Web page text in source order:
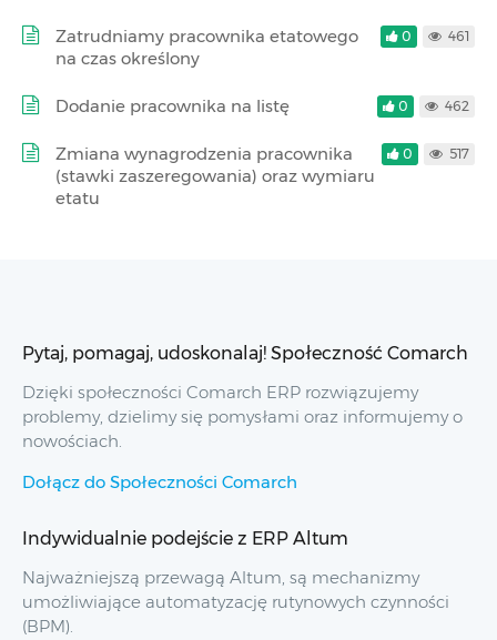
Zatrudniamy pracownika etatowego
na czas określony
0 461
Dodanie pracownika na listę 0 462
Zmiana wynagrodzenia pracownika
(stawki zaszeregowania) oraz wymiaru
etatu
0 517
Pytaj, pomagaj, udoskonalaj! Społeczność Comarch
Dzięki społeczności Comarch ERP rozwiązujemy
problemy, dzielimy się pomysłami oraz informujemy o
nowościach.
Dołącz do Społeczności Comarch
Indywidualnie podejście z ERP Altum
Najważniejszą przewagą Altum, są mechanizmy
umożliwiające automatyzację rutynowych czynności
(BPM).